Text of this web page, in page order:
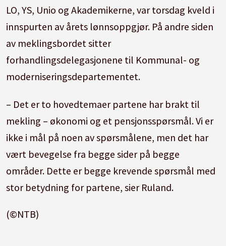
LO, YS, Unio og Akademikerne, var torsdag kveld i
innspurten av årets lønnsoppgjør. På andre siden
av meklingsbordet sitter
forhandlingsdelegasjonene til Kommunal- og
moderniseringsdepartementet.
– Det er to hovedtemaer partene har brakt til
mekling – økonomi og et pensjonsspørsmål. Vi er
ikke i mål på noen av spørsmålene, men det har
vært bevegelse fra begge sider på begge
områder. Dette er begge krevende spørsmål med
stor betydning for partene, sier Ruland.
(©NTB)